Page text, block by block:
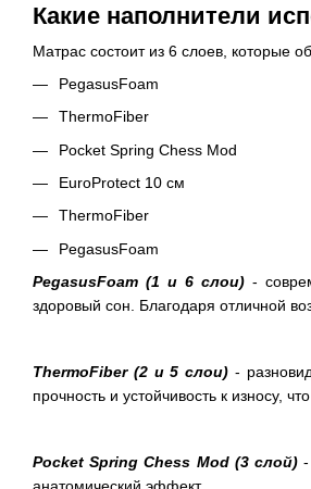
Какие наполнители
Матрас состоит из 6 слоев, которые
PegasusFoam
ThermoFiber
Pocket Spring Сhess Mod
EuroProtect 10 см
ThermoFiber
PegasusFoam
PegasusFoam (1 и 6 слои)-
здоровый сон. Благодаря отличной
ThermoFiber (2 и 5 слои) -
прочность и устойчивость к износу,
Pocket Spring Сhess Mod (3 слой)-